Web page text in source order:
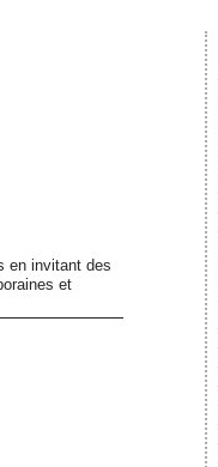
en invitant des
et